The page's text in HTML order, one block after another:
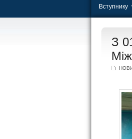
Вступнику
20
З